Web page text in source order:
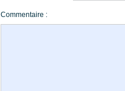
Commentaire :